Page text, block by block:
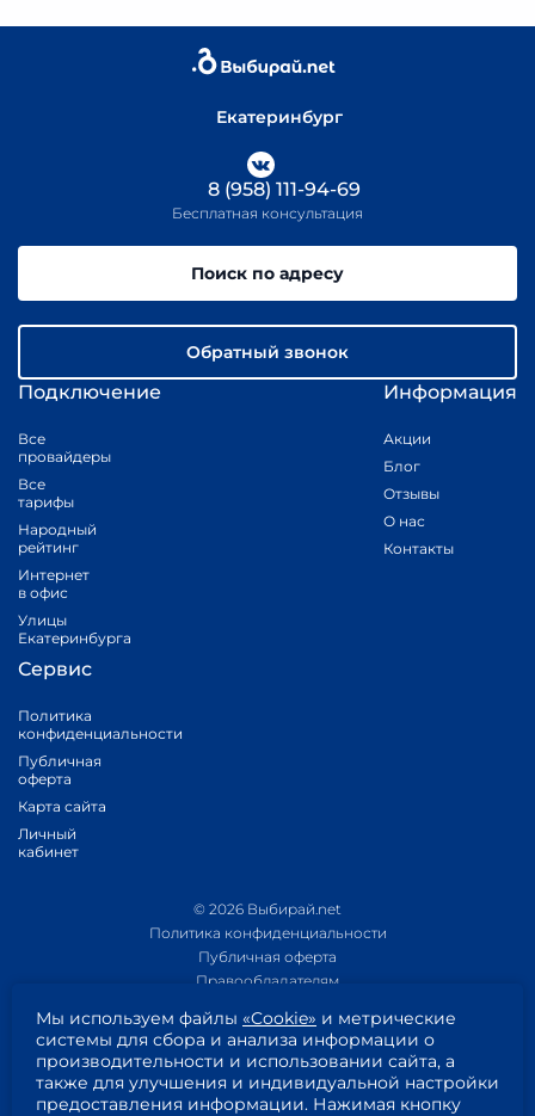
город Екатеринбург, улица Кулибина, 2, оф.307
ИНН 6670230988, КПП 667001001
ОГРН 1086670034494
Екатеринбург
Подключение
Все
провайдеры
Все
тарифы
Народный
рейтинг
Интернет
в офис
Улицы
Екатеринбурга
Информация
Акции
Блог
Отзывы
О нас
Контакты
Сервис
Политика
конфиденциальности
Публичная
оферта
Карта сайта
Личный
кабинет
8 (958) 111-94-69
Бесплатная консультация
Поиск по адресу
Обратный звонок
© 2026 Выбирай.net
Политика конфиденциальности
Публичная оферта
Правообладателям
Приложение 1
Приложение 2
Пользовательское соглашение
Согласие на обработку персональных данных
Мы используем файлы «Cookie» и метрические
системы для сбора и анализа информации о
производительности и использовании сайта, а
также для улучшения и индивидуальной настройки
предоставления информации. Нажимая кнопку